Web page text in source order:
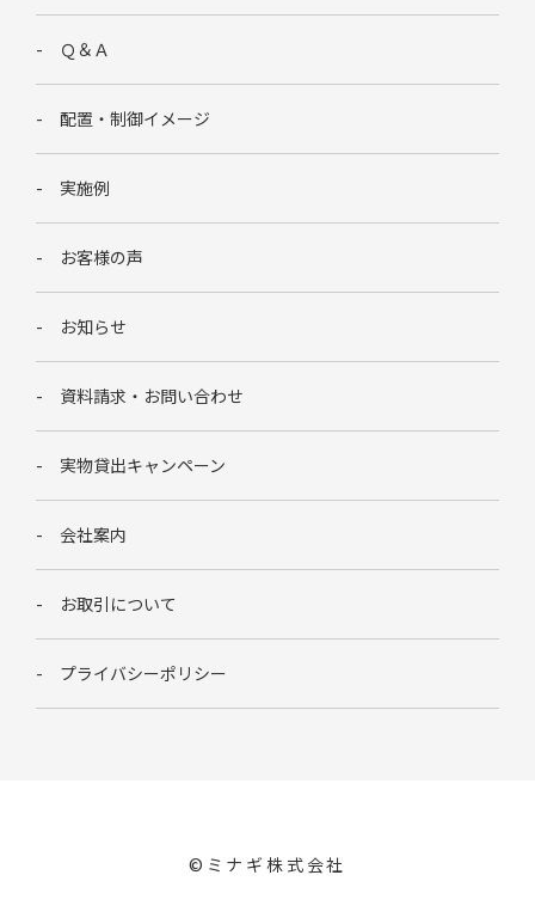
Ｑ＆Ａ
配置・制御イメージ
実施例
お客様の声
お知らせ
資料請求・お問い合わせ
実物貸出キャンペーン
会社案内
お取引について
プライバシーポリシー
©︎ミナギ株式会社